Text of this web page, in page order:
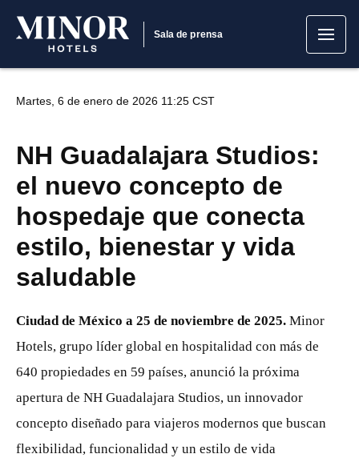
Sala de prensa
Martes, 6 de enero de 2026 11:25 CST
NH Guadalajara Studios:
el nuevo concepto de
hospedaje que conecta
estilo, bienestar y vida
saludable
Ciudad de México a 25 de noviembre de 2025. Minor
Hotels, grupo líder global en hospitalidad con más de
640 propiedades en 59 países, anunció la próxima
apertura de NH Guadalajara Studios, un innovador
concepto diseñado para viajeros modernos que buscan
flexibilidad, funcionalidad y un estilo de vida